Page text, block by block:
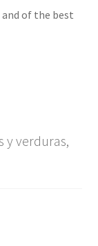
of the best
y verduras,